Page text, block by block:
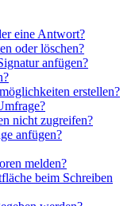
eine Antwort?
oder löschen?
anfügen?
erstellen?
nicht zugreifen?
anfügen?
melden?
beim Schreiben